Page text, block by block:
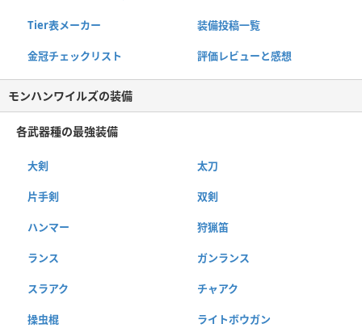
Tier表メーカー 装備投稿一覧
金冠チェックリスト 評価レビューと感想
モンハンワイルズの装備
各武器種の最強装備
大剣 太刀
片手剣 双剣
ハンマー 狩猟笛
ランス ガンランス
スラアク チャアク
操虫棍 ライトボウガン